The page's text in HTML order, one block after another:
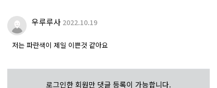
우루루사 2022.10.19
저는 파란색이 제일 이쁜것 같아요
로그인한 회원만 댓글 등록이 가능합니다.